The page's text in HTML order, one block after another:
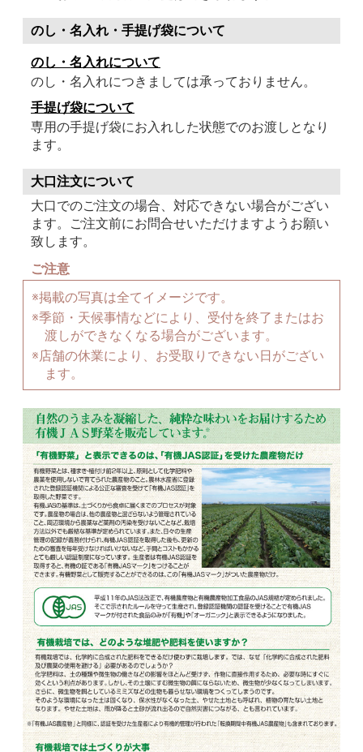
のし・名入れ・手提げ袋について
のし・名入れについて
のし・名入れにつきましては承っておりません。
手提げ袋について
専用の手提げ袋にお入れした状態でのお渡しとなり
ます。
大口注文について
大口でのご注文の場合、対応できない場合がござい
ます。ご注文前にお問合せいただけますようお願い
致します。
ご注意
※掲載の写真は全てイメージです。
※季節・天候事情などにより、受付を終了またはお
渡しができなくなる場合がございます。
※店舗の休業により、お受取りできない日がござい
ます。